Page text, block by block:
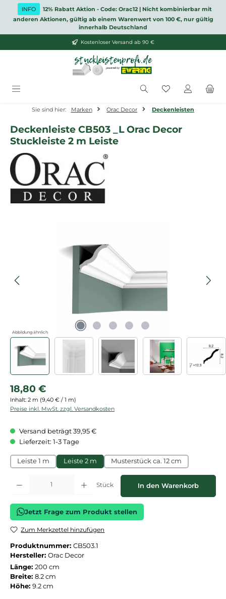
Zum Hauptinhalt springen
INFO
12% Rabatt Aktion - Code: Orac12 | Nicht kombinierbar mit
anderen Aktionen, gültig ab einem Warenwert von 100 €, nur gültig
innerhalb Deutschland
Kostenloser Versand ab 90 €
Du hast 0
Sie sind hier: Marken Orac Decor Deckenleisten
Deckenleiste CB503 _L Orac Decor
Stuckleiste 2 m Leiste
Abbildung ähnlich
Regulärer Preis:
18,80 €
Inhalt: 2 m (9,40 € / 1 m)
Preise inkl. MwSt. zzgl. Versandkosten
Versand beträgt 39,95 €
Lieferzeit: 1-3 Tage
Leiste 1 m Leiste 2 m Musterstück ca. 12 cm
Produkt Anzahl: Gib den gewünschten Wert ein oder benutze die
Stück In den Warenkorb
Jetzt Frage zum Produkt stellen
Zum Merkzettel hinzufügen
Produktnummer: CB503.1
Hersteller: Orac Decor
Länge: 200 cm
Breite: 8.2 cm
Höhe: 9.2 cm